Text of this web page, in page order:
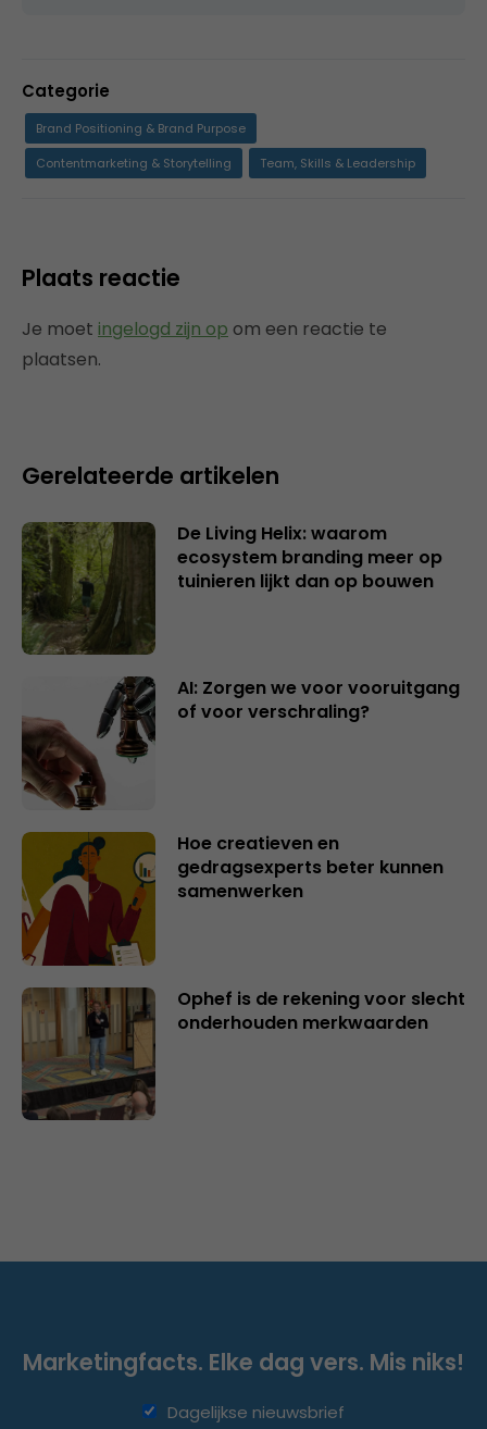
Categorie
Brand Positioning & Brand Purpose
Contentmarketing & Storytelling
Team, Skills & Leadership
Plaats reactie
Je moet ingelogd zijn op om een reactie te
plaatsen.
Gerelateerde artikelen
De Living Helix: waarom
ecosystem branding meer op
tuinieren lijkt dan op bouwen
AI: Zorgen we voor vooruitgang
of voor verschraling?
Hoe creatieven en
gedragsexperts beter kunnen
samenwerken
Ophef is de rekening voor slecht
onderhouden merkwaarden
Marketingfacts. Elke dag vers. Mis niks!
Dagelijkse nieuwsbrief